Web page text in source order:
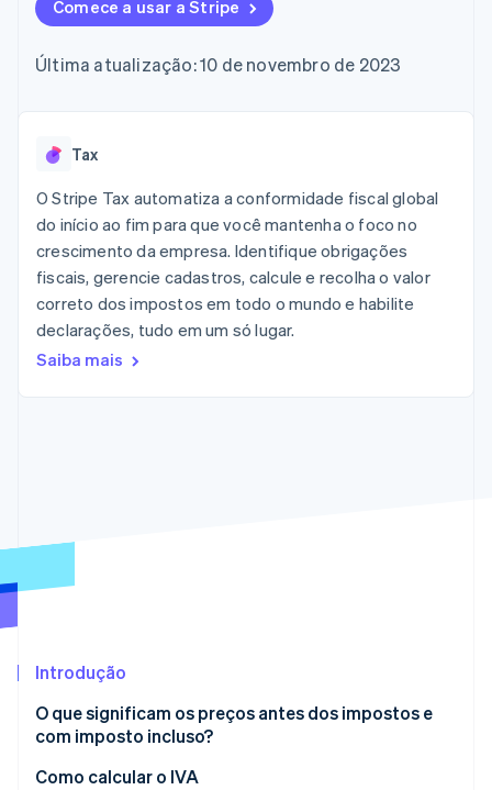
flexíveis de IU
Formas de
Acesso a mais
presenciais
Authorization
Boost
Otimizações
de aceitação
Link
Checkout
acelerado
Financial
Connections
Dados de
contas
vinculadas
Recognition
Automação
Stripe Sigma
personalizados
Radar
Atlas
Remoção de carbono
Verificação de identidade
Marketplaces
Plataformas
SaaS
Empresas de IA
Economia de criadores
Jogos
Hospitalidade, viagens
e lazer
Seguros
Gerenciar assinaturas
uso
Emita cartões
stablecoins
Recursos
Integrações de
aplicativos
Exemplos de códigos
Plano de ação do
Conferência anual das
Carreiras
Contato
Fale com a equipe de
vendas
Seja um parceiro
Comece a usar a Stripe
Última atualização: 10 de novembro de 2023
Tax
O Stripe Tax automatiza a conformidade fiscal global
do início ao fim para que você mantenha o foco no
crescimento da empresa. Identifique obrigações
fiscais, gerencie cadastros, calcule e recolha o valor
correto dos impostos em todo o mundo e habilite
declarações, tudo em um só lugar.
Saiba mais
Introdução
O que significam os preços antes dos impostos e
com imposto incluso?
Como calcular o IVA